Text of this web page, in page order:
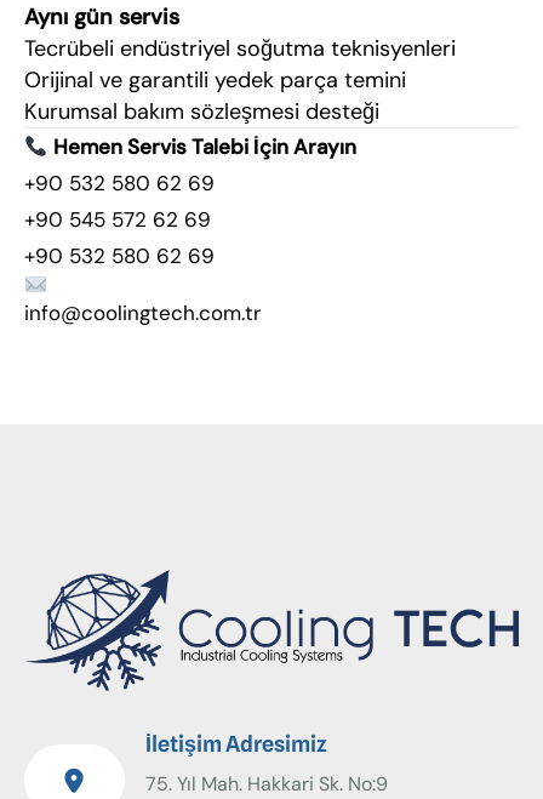
Aynı gün servis
Tecrübeli endüstriyel soğutma teknisyenleri
Orijinal ve garantili yedek parça temini
Kurumsal bakım sözleşmesi desteği
Hemen Servis Talebi İçin Arayın
+90 532 580 62 69
+90 545 572 62 69
+90 532 580 62 69
info@coolingtech.com.tr
İletişim Adresimiz
75. Yıl Mah. Hakkari Sk. No:9